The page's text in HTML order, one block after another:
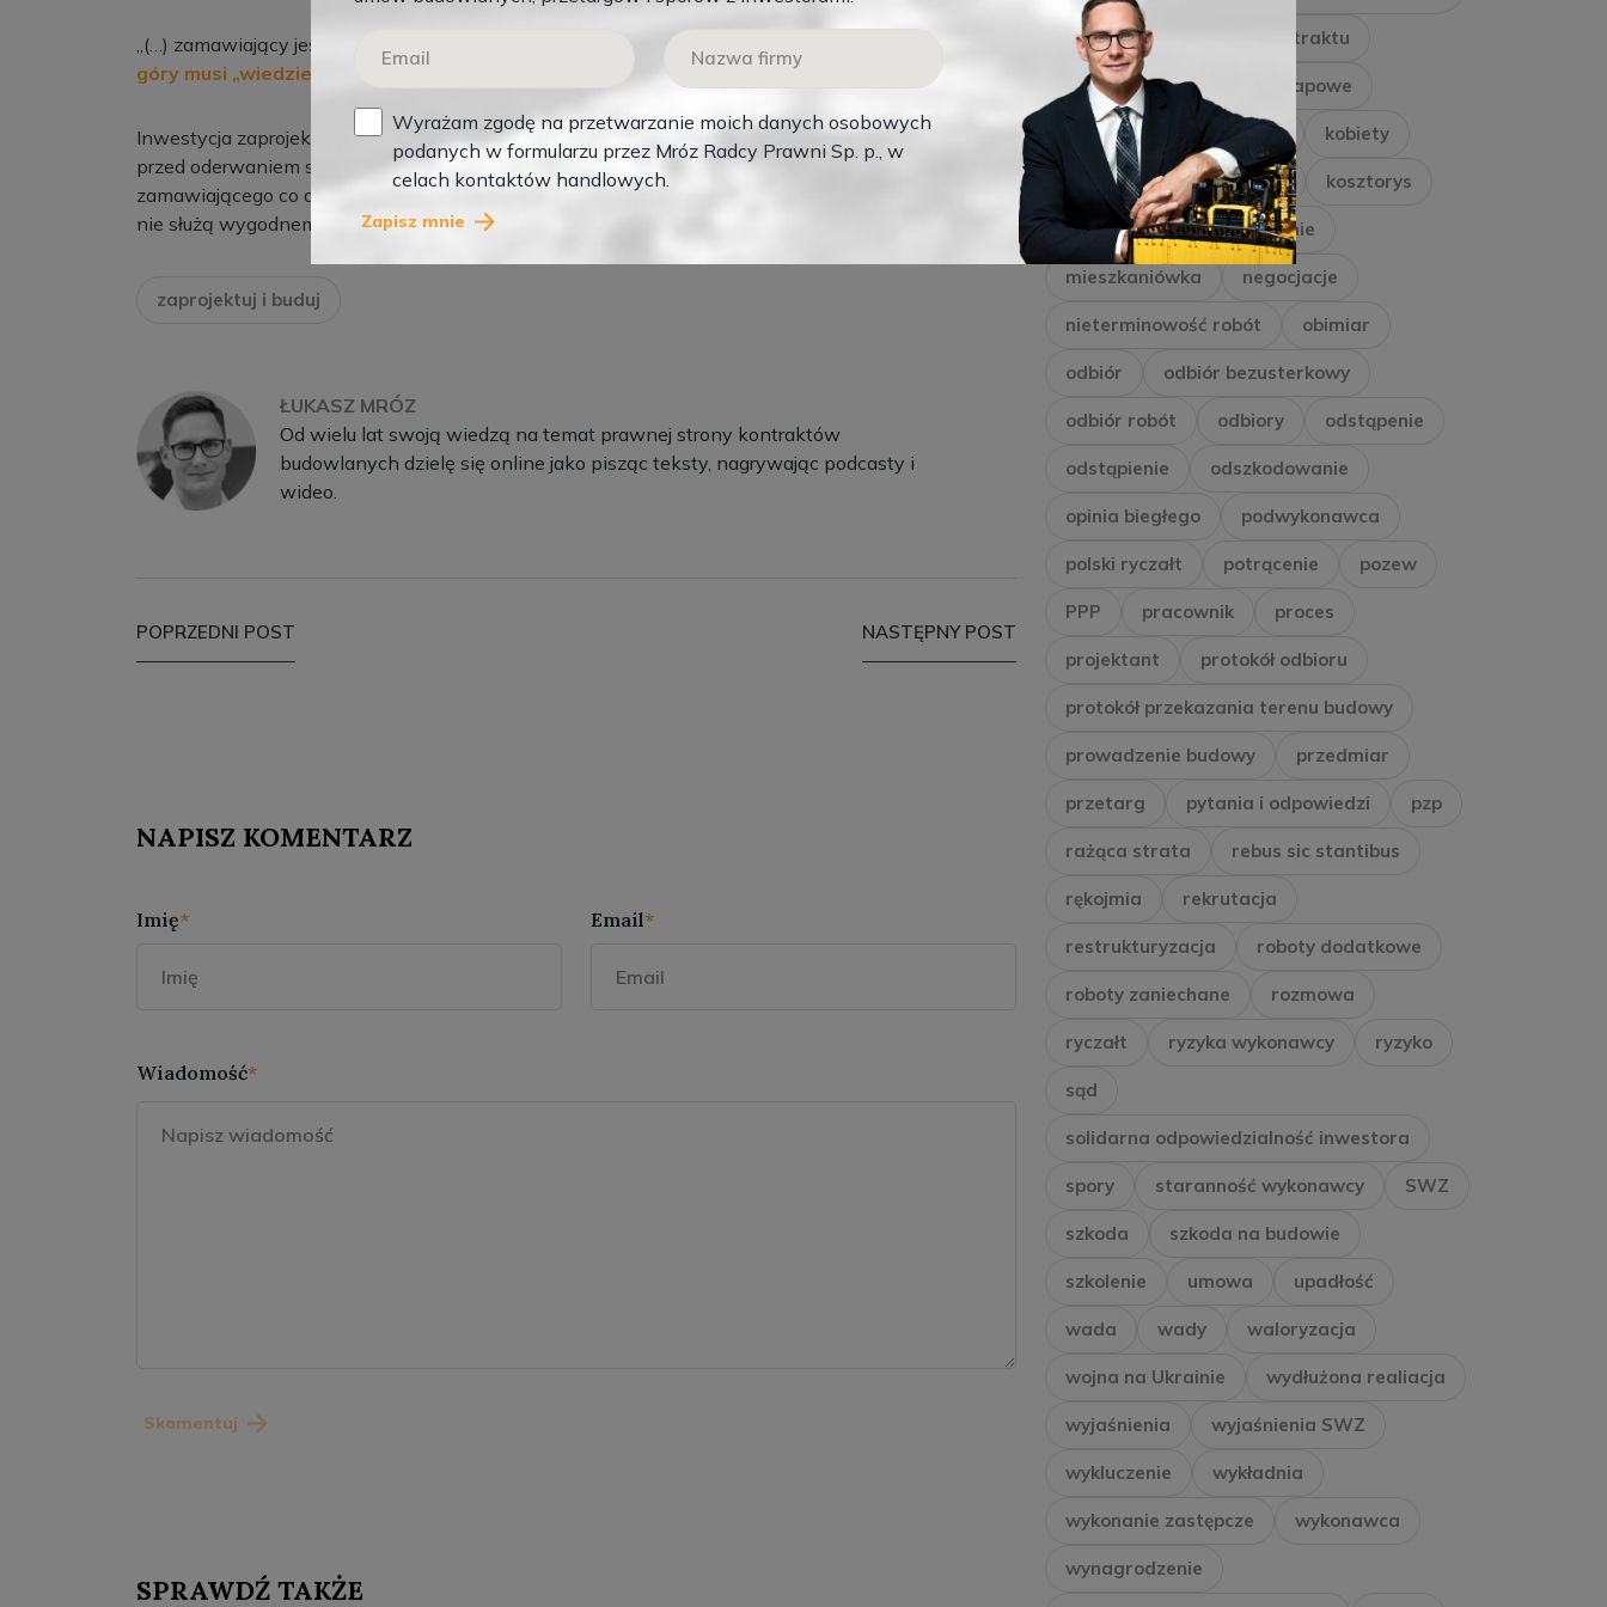
„(…) zamawiający jest zobowiązany na etapie przetargu znać dokładnie swoje wymagania, a więc
góry musi „wiedzieć, czego chce”.
Inwestycja zaprojektuj i buduj nie jest samolotem, który wykonawca konstruuje w czasie lotu. Już
przed oderwaniem się od płyty lotniska wykonawca ma mieć pełną informację o oczekiwaniach
zamawiającego co do tego, czym ten chce lecieć. Procedury takie jak uzgodnienia czy zatwierdzenia
nie służą wygodnemu dodawaniu nie zdefiniowanych uprzednio wymagań co do efektu finalnego.
zaprojektuj i buduj
ŁUKASZ MRÓZ
Od wielu lat swoją wiedzą na temat prawnej strony kontraktów
budowlanych dzielę się online jako pisząc teksty, nagrywając podcasty i
wideo.
POPRZEDNI POST NASTĘPNY POST
NAPISZ KOMENTARZ
Imię* Email*
Wiadomość*
Skomentuj
SPRAWDŹ TAKŻE
inwestor Inżynier Kontraktu
kara umowna kary etapowe
kary umowne kaucja kobiety
konsorcjum kontrakt kosztorys
marketing miarkowanie
mieszkaniówka negocjacje
nieterminowość robót obimiar
odbiór odbiór bezusterkowy
odbiór robót odbiory odstąpenie
odstąpienie odszkodowanie
opinia biegłego podwykonawca
polski ryczałt potrącenie pozew
PPP pracownik proces
projektant protokół odbioru
protokół przekazania terenu budowy
prowadzenie budowy przedmiar
przetarg pytania i odpowiedzi pzp
rażąca strata rebus sic stantibus
rękojmia rekrutacja
restrukturyzacja roboty dodatkowe
roboty zaniechane rozmowa
ryczałt ryzyka wykonawcy ryzyko
sąd
solidarna odpowiedzialność inwestora
spory staranność wykonawcy SWZ
szkoda szkoda na budowie
szkolenie umowa upadłość
wada wady waloryzacja
wojna na Ukrainie wydłużona realiacja
wyjaśnienia wyjaśnienia SWZ
wykluczenie wykładnia
wykonanie zastępcze wykonawca
wynagrodzenie
Wyrażam zgodę na przetwarzanie moich danych osobowych
podanych w formularzu przez Mróz Radcy Prawni Sp. p., w
celach kontaktów handlowych.
Zapisz mnie